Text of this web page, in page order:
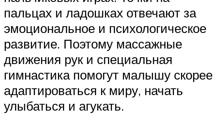
пальцах и ладошках отвечают за
эмоциональное и психологическое
развитие. Поэтому массажные
движения рук и специальная
гимнастика помогут малышу скорее
адаптироваться к миру, начать
улыбаться и агукать.